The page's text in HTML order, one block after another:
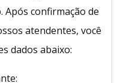
confirmação de
atendentes, você
dados abaixo: